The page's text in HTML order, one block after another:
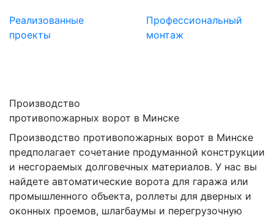
Реализованные
проекты
Профессиональный
монтаж
Производство
противопожарных ворот в Минске
Производство противопожарных ворот в Минске
предполагает сочетание продуманной конструкции
и несгораемых долговечных материалов. У нас вы
найдете автоматические ворота для гаража или
промышленного объекта, роллеты для дверных и
оконных проемов, шлагбаумы и перегрузочную